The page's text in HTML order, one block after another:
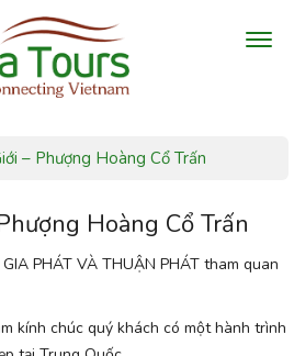
– Phượng Hoàng Cổ Trấn
Hoàng Cổ Trấn
PHÁT VÀ THUẬN PHÁT tham quan
kính chúc quý khách có một hành trình